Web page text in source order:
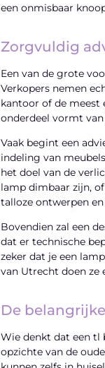
een onmisbaar
Zorgvuldig
Een van de grote
Verkopers nemen
kantoor of de meest
onderdeel vormt
Vaak begint een
indeling van
het doel van de
lamp dimbaar zijn,
talloze ontwerpen
Bovendien zal een
dat er technische
zeker dat je een
van Utrecht doen ze
De
Wie denkt dat een tl
opzichte van de